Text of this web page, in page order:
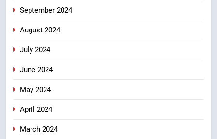
September 2024
August 2024
July 2024
June 2024
May 2024
April 2024
March 2024